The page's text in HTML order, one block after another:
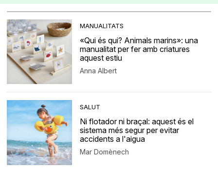
MANUALITATS
«Qui és qui? Animals marins»: una
manualitat per fer amb criatures
aquest estiu
Anna Albert
SALUT
Ni flotador ni braçal: aquest és el
sistema més segur per evitar
accidents a l'aigua
Mar Domènech